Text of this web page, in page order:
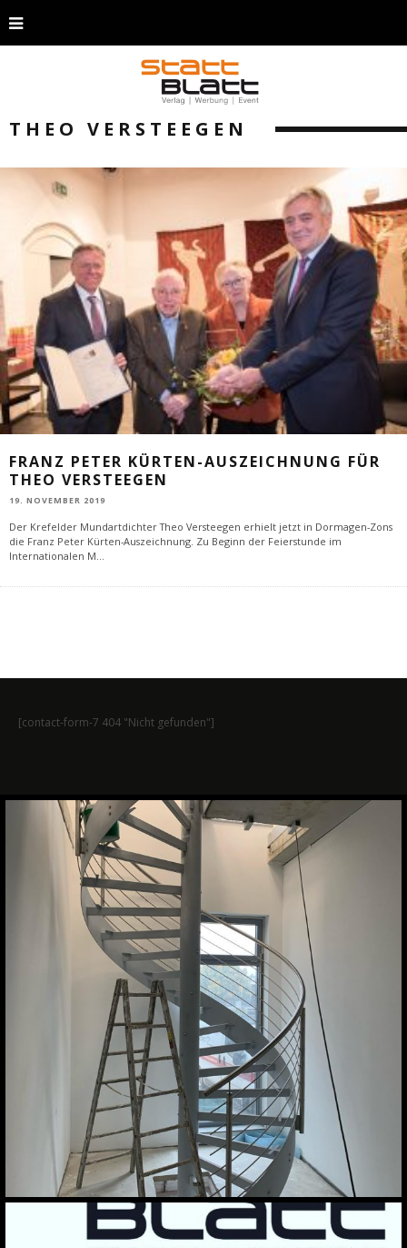
THEO VERSTEEGEN
FRANZ PETER KÜRTEN-AUSZEICHNUNG FÜR
THEO VERSTEEGEN
19. NOVEMBER 2019
Der Krefelder Mundartdichter Theo Versteegen erhielt jetzt in Dormagen-Zons
die Franz Peter Kürten-Auszeichnung. Zu Beginn der Feierstunde im
Internationalen M...
[contact-form-7 404 "Nicht gefunden"]